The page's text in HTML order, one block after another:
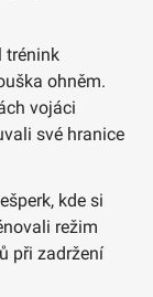
trénink
ohněm.
vojáci
své hranice
kde si
režim
při zadržení